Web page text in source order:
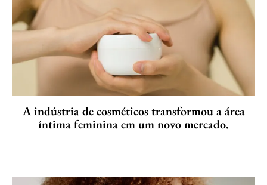
A indústria de cosméticos transformou a área
íntima feminina em um novo mercado.